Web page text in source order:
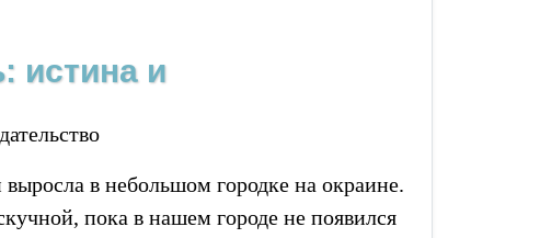
истина и
в небольшом городке на окраине.
пока в нашем городе не появился